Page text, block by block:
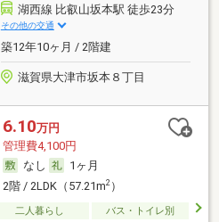
湖西線 比叡山坂本駅 徒歩23分
その他の交通
築12年10ヶ月 / 2階建
滋賀県大津市坂本８丁目
6.10万円
管理費4,100円
なし
1ヶ月
2階 / 2LDK（57.21m2）
二人暮らし
バス・トイレ別